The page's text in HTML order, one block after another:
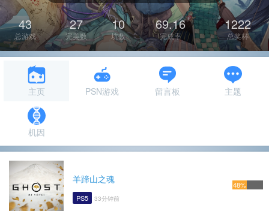
43
总游戏
27
完美数
10
坑数
69.16
完成率
1222
总奖杯
主页 PSN游戏 留言板 主题
机因
羊蹄山之魂
PS5 33分钟前
48%